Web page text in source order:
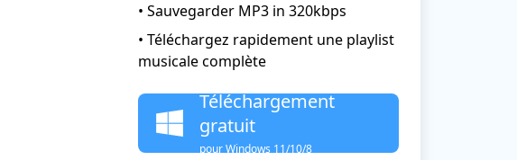
• Sauvegarder MP3 in 320kbps
• Téléchargez rapidement une playlist
musicale complète
Téléchargement
gratuit
pour Windows 11/10/8